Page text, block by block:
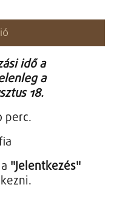
idő a
a
18.
perc.
"Jelentkezés"